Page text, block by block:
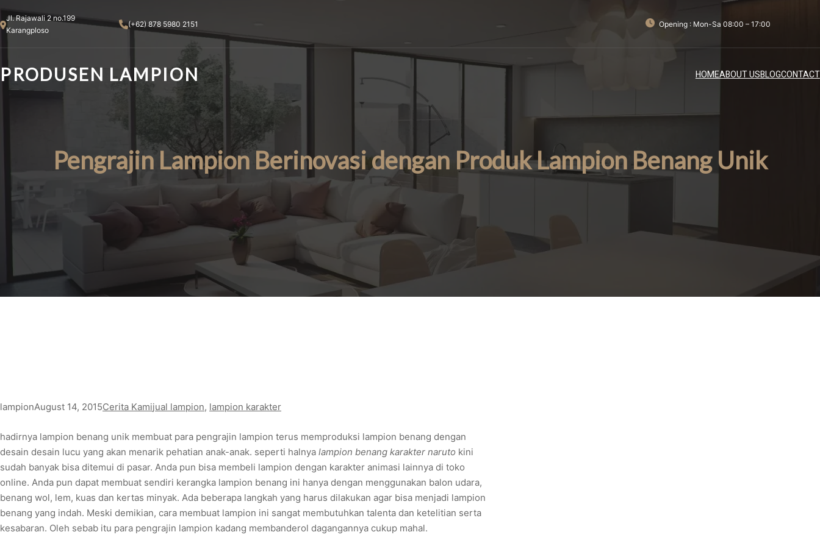
to
content
Jl. Rajawali 2 no.199
Karangploso
(+62) 878 5980 2151 Opening : Mon-Sa 08:00 – 17:00
PRODUSEN LAMPION HOMEABOUT USBLOGCONTACT
Pengrajin Lampion Berinovasi dengan Produk Lampion Benang Unik
lampionAugust 14, 2015Cerita Kamijual lampion, lampion karakter
hadirnya lampion benang unik membuat para pengrajin lampion terus memproduksi lampion benang dengan
desain desain lucu yang akan menarik pehatian anak-anak. seperti halnya lampion benang karakter naruto kini
sudah banyak bisa ditemui di pasar. Anda pun bisa membeli lampion dengan karakter animasi lainnya di toko
online. Anda pun dapat membuat sendiri kerangka lampion benang ini hanya dengan menggunakan balon udara,
benang wol, lem, kuas dan kertas minyak. Ada beberapa langkah yang harus dilakukan agar bisa menjadi lampion
benang yang indah. Meski demikian, cara membuat lampion ini sangat membutuhkan talenta dan ketelitian serta
kesabaran. Oleh sebab itu para pengrajin lampion kadang membanderol dagangannya cukup mahal.